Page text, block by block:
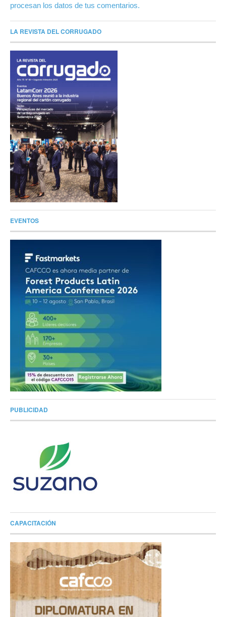
procesan los datos de tus comentarios.
LA REVISTA DEL CORRUGADO
EVENTOS
PUBLICIDAD
CAPACITACIÓN